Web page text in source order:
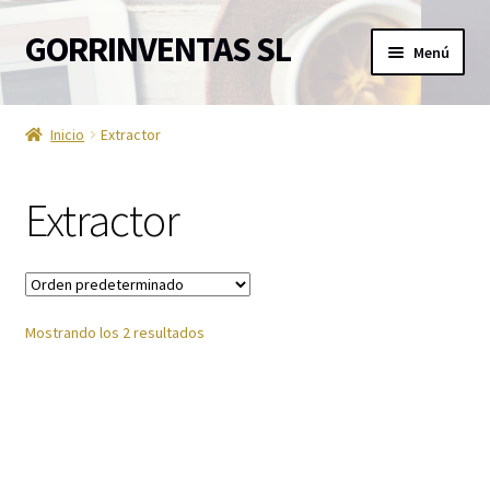
Ir
a
navegación
Ir
al
contenido
GORRINVENTAS SL Menú
Inicio
Accesorios de TV
Aire acondicionado
Aviso Legal
Inicio Extractor
Extractor
Mostrando los 2 resultados